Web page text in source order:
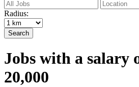
Radius:
Search
Jobs with a salary
20,000